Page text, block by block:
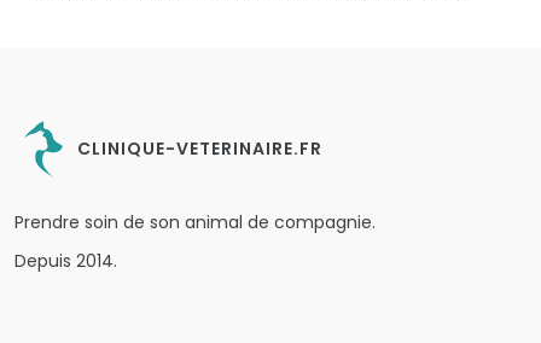
CLINIQUE-VETERINAIRE.FR
Prendre soin de son animal de compagnie.
Depuis 2014.